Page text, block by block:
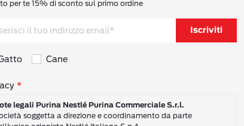
per te 15% di sconto sul primo ordine
Iscriviti
Cane
sulla privacy
legali Purina Nestlé Purina Commerciale S.r.l.
soggetta a direzione e coordinamento da parte